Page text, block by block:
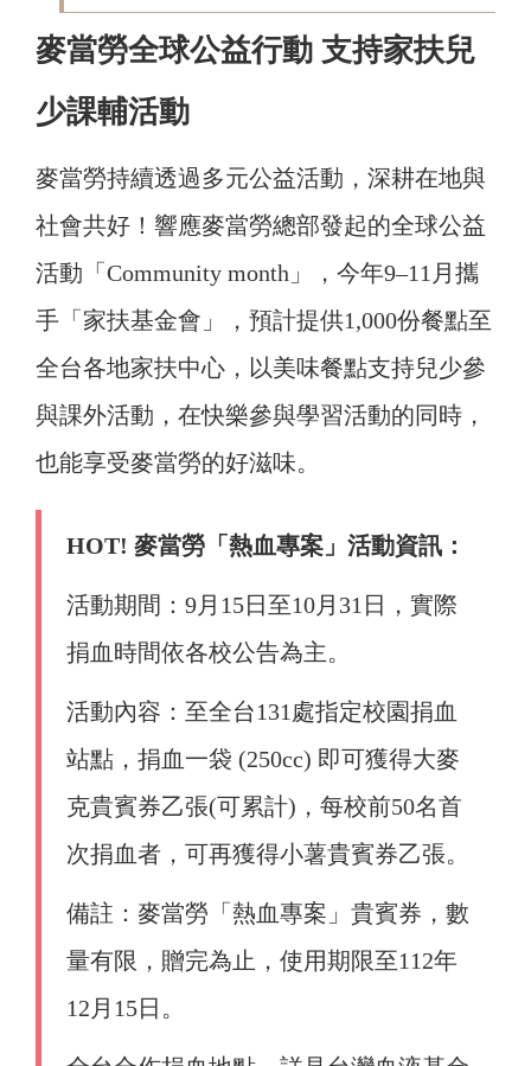
麥當勞全球公益行動 支持家扶兒
少課輔活動
麥當勞持續透過多元公益活動，深耕在地與
社會共好！響應麥當勞總部發起的全球公益
活動「Community month」，今年9–11月攜
手「家扶基金會」，預計提供1,000份餐點至
全台各地家扶中心，以美味餐點支持兒少參
與課外活動，在快樂參與學習活動的同時，
也能享受麥當勞的好滋味。
HOT! 麥當勞「 熱血專案 」 活動資訊 ：
活動期間：9月15日至10月31日，實際
捐血時間依各校公告為主。
活動內容：至全台131處指定校園捐血
站點，捐血一袋 (250cc) 即可獲得大麥
克貴賓券乙張(可累計)，每校前50名首
次捐血者，可再獲得小薯貴賓券乙張。
備註：麥當勞「熱血專案」貴賓券，數
量有限，贈完為止，使用期限至112年
12月15日。